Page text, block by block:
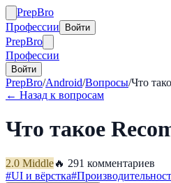
PrepBro
Профессии
Войти
PrepBro
Профессии
Войти
PrepBro/Android/Вопросы/Что
← Назад к вопросам
Что такое
2.0 Middle🔥 291 комментариев
#UI и вёрстка#